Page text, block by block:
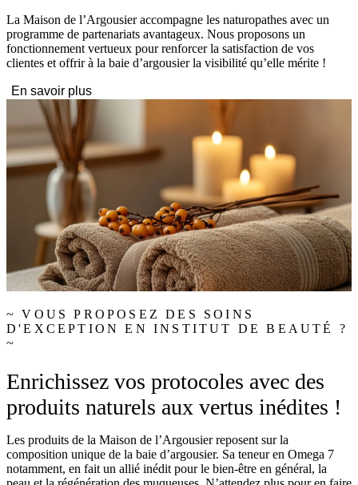
La Maison de l’Argousier accompagne les naturopathes avec un
programme de partenariats avantageux. Nous proposons un
fonctionnement vertueux pour renforcer la satisfaction de vos
clientes et offrir à la baie d’argousier la visibilité qu’elle mérite !
En savoir plus
~ VOUS PROPOSEZ DES SOINS
D'EXCEPTION EN INSTITUT DE BEAUTÉ ?
~
Enrichissez vos protocoles avec des
produits naturels aux vertus inédites !
Les produits de la Maison de l’Argousier reposent sur la
composition unique de la baie d’argousier. Sa teneur en Omega 7
notamment, en fait un allié inédit pour le bien-être en général, la